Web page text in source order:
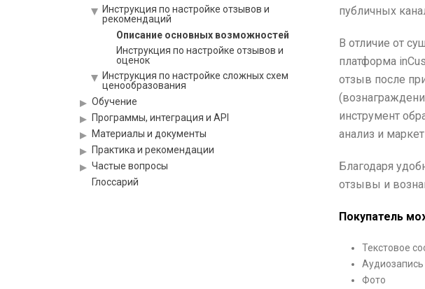
Инструкция по настройке отзывов и
рекомендаций
Описание основных возможностей
Инструкция по настройке отзывов и
оценок
Инструкция по настройке сложных схем
ценообразования
Обучение
Программы, интеграция и API
Материалы и документы
Практика и рекомендации
Частые вопросы
Глоссарий
публичных
В отличие от
платформа
отзыв после
инструмент
анализ и
Благодаря
отзывы и
Покупатель
Текстовое
Аудиозапись
Фото